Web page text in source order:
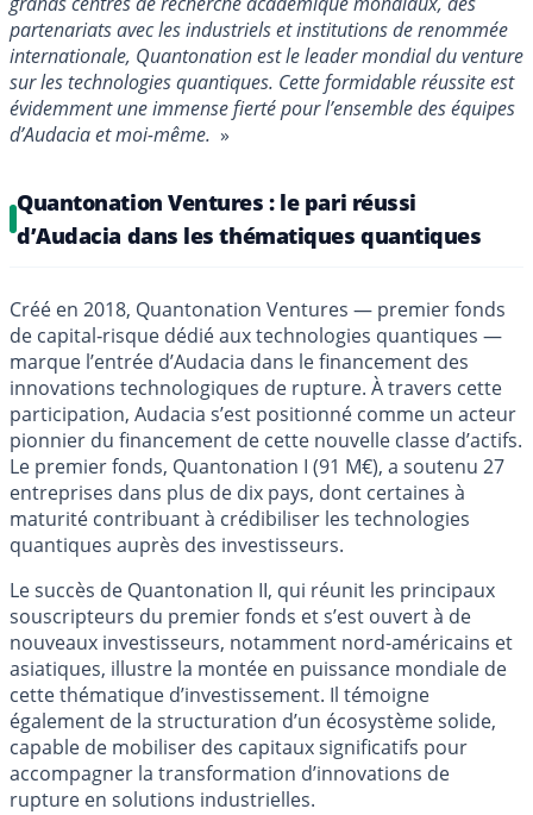
partenariats avec les industriels et institutions de renommée
internationale, Quantonation est le leader mondial du venture
sur les technologies quantiques. Cette formidable réussite est
évidemment une immense fierté pour l’ensemble des équipes
d’Audacia et moi-même. »
Quantonation Ventures : le pari réussi
d’Audacia dans les thématiques quantiques
Créé en 2018, Quantonation Ventures — premier fonds
de capital‑risque dédié aux technologies quantiques —
marque l’entrée d’Audacia dans le financement des
innovations technologiques de rupture. À travers cette
participation, Audacia s’est positionné comme un acteur
pionnier du financement de cette nouvelle classe d’actifs.
Le premier fonds, Quantonation I (91 M€), a soutenu 27
entreprises dans plus de dix pays, dont certaines à
maturité contribuant à crédibiliser les technologies
quantiques auprès des investisseurs.
Le succès de Quantonation II, qui réunit les principaux
souscripteurs du premier fonds et s’est ouvert à de
nouveaux investisseurs, notamment nord-américains et
asiatiques, illustre la montée en puissance mondiale de
cette thématique d’investissement. Il témoigne
également de la structuration d’un écosystème solide,
capable de mobiliser des capitaux significatifs pour
accompagner la transformation d’innovations de
rupture en solutions industrielles.